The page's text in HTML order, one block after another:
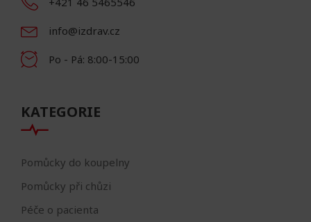
info@izdrav.cz
Po - Pá: 8:00-15:00
KATEGORIE
Pomůcky do koupelny
Pomůcky při chůzi
Péče o pacienta